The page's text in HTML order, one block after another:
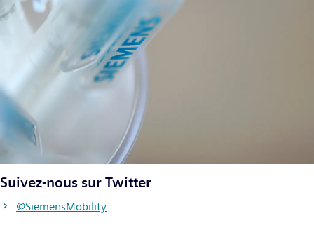
Suivez-nous sur Twitter
@SiemensMobility